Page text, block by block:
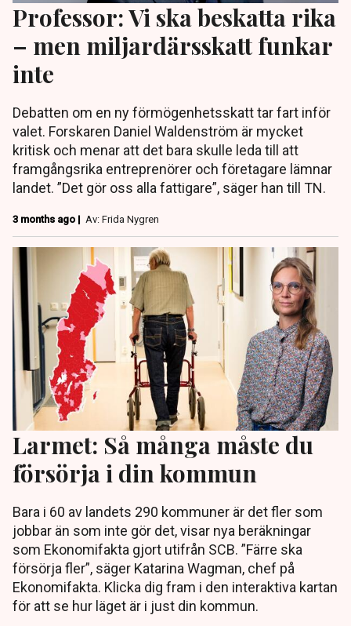
Professor: Vi ska beskatta rika
– men miljardärsskatt funkar
inte
Debatten om en ny förmögenhetsskatt tar fart inför
valet. Forskaren Daniel Waldenström är mycket
kritisk och menar att det bara skulle leda till att
framgångsrika entreprenörer och företagare lämnar
landet. ”Det gör oss alla fattigare”, säger han till TN.
3 months ago | Av: Frida Nygren
Larmet: Så många måste du
försörja i din kommun
Bara i 60 av landets 290 kommuner är det fler som
jobbar än som inte gör det, visar nya beräkningar
som Ekonomifakta gjort utifrån SCB. ”Färre ska
försörja fler”, säger Katarina Wagman, chef på
Ekonomifakta. Klicka dig fram i den interaktiva kartan
för att se hur läget är i just din kommun.